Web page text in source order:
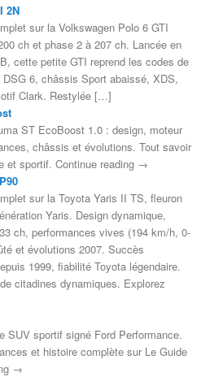
2N
sur la Volkswagen Polo 6 GTI
ch et phase 2 à 207 ch. Lancée en
cette petite GTI reprend les codes de
6, châssis Sport abaissé, XDS,
Clark. Restylée […]
ST EcoBoost 1.0 : design, moteur
châssis et évolutions. Tout savoir
et sportif. Continue reading →
sur la Toyota Yaris II TS, fleuron
Yaris. Design dynamique,
ch, performances vives (194 km/h, 0-
et évolutions 2007. Succès
1999, fiabilité Toyota légendaire.
citadines dynamiques. Explorez
SUV sportif signé Ford Performance.
et histoire complète sur Le Guide
→